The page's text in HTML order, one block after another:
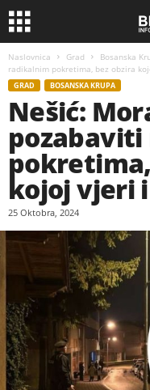
Naslovnica Grad Bosanska
radikalnim pokretima, bez obzira
GRAD BOSANSKA KRUPA
Nešić:
kojoj vjeri
25 Oktobra, 2024